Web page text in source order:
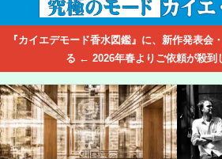
『カイエデモード香水図鑑』に、新作発表会
る ← 2026年春よりご依頼が殺到